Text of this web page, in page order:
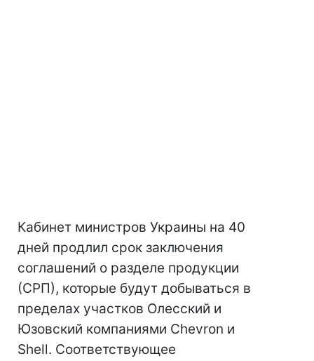
Кабинет министров Украины на 40
дней продлил срок заключения
соглашений о разделе продукции
(СРП), которые будут добываться в
пределах участков Олесский и
Юзовский компаниями Chevron и
Shell. Соответствующее